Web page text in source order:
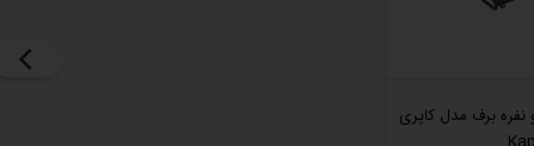
برف مدل کاپری